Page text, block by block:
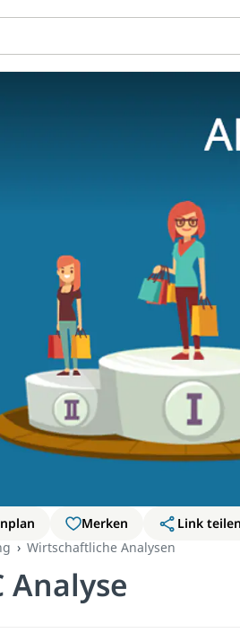
Merken
Link teilen
Wirtschaftliche Analysen
Analyse